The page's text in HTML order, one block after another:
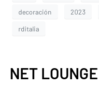
decoración 2023
rditalia
NET